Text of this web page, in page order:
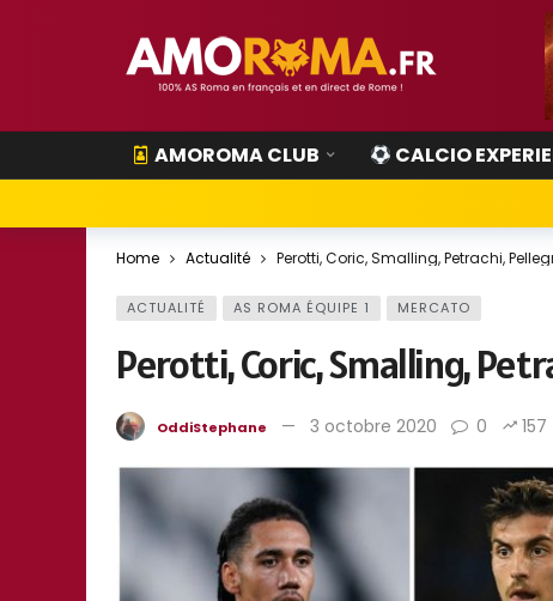
AMOROMA CLUB CALCIO
Home Actualité Perotti, Coric, Smalling, Petrachi,
ACTUALITÉ AS ROMA ÉQUIPE 1 MERCATO
Perotti, Coric, Smalling,
OddiStephane 3 octobre 2020 0 157